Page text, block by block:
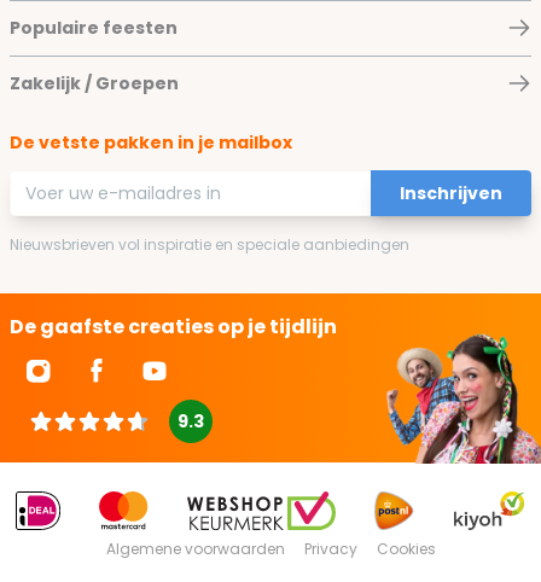
Populaire feesten
Zakelijk / Groepen
De vetste pakken in je mailbox
E-mailadres
Inschrijven
Nieuwsbrieven vol inspiratie en speciale aanbiedingen
De gaafste creaties op je tijdlijn
9.3
Algemene voorwaarden Privacy Cookies